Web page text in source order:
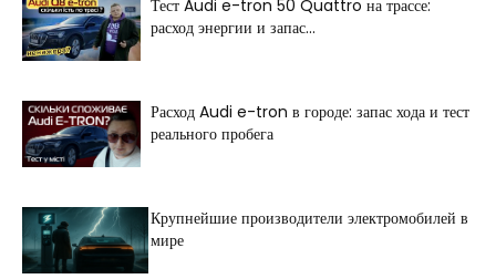
Тест Audi e-tron 50 Quattro на трассе:
расход энергии и запас...
Расход Audi e-tron в городе: запас хода и тест
реального пробега
Крупнейшие производители электромобилей в
мире